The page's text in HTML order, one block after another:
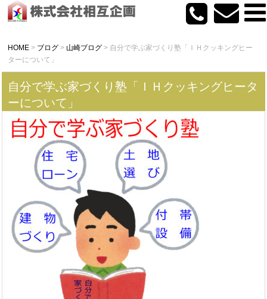
HOME > ブログ > 山崎ブログ > 自分で学ぶ家づくり塾「ＩＨクッキングヒー
ターについて」
自分で学ぶ家づくり塾「ＩＨクッキングヒータ
ーについて」